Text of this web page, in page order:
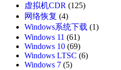
虚拟机CDR (125)
网络恢复 (4)
Windows系统下载 (1)
Windows 11 (61)
Windows 10 (69)
Windows LTSC (6)
Windows 7 (5)